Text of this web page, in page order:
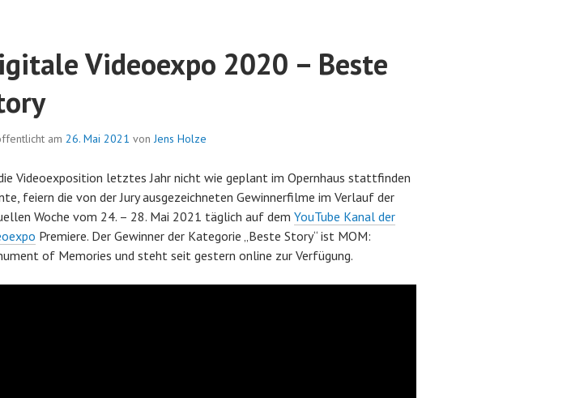
Videoexpo 2020 – Beste
am 26. Mai 2021 vonJens Holze
Videoexposition letztes Jahr nicht wie geplant im Opernhaus stattfinden
feiern die von der Jury ausgezeichneten Gewinnerfilme im Verlauf der
Woche vom 24. – 28. Mai 2021 täglich auf dem YouTube Kanal der
Premiere. Der Gewinner der Kategorie „Beste Story“ ist MOM:
of Memories und steht seit gestern online zur Verfügung.